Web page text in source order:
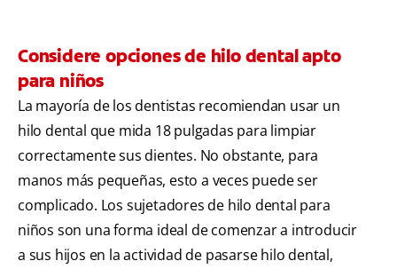
Considere opciones de hilo dental apto
para niños
La mayoría de los dentistas recomiendan usar un
hilo dental que mida 18 pulgadas para limpiar
correctamente sus dientes. No obstante, para
manos más pequeñas, esto a veces puede ser
complicado. Los sujetadores de hilo dental para
niños son una forma ideal de comenzar a introducir
a sus hijos en la actividad de pasarse hilo dental,